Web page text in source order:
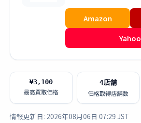
Amazon
Yahoo
¥3,100
最高買取価格
4店舗
価格取得店舗数
情報更新日: 2026年08月06日 07:29 JST